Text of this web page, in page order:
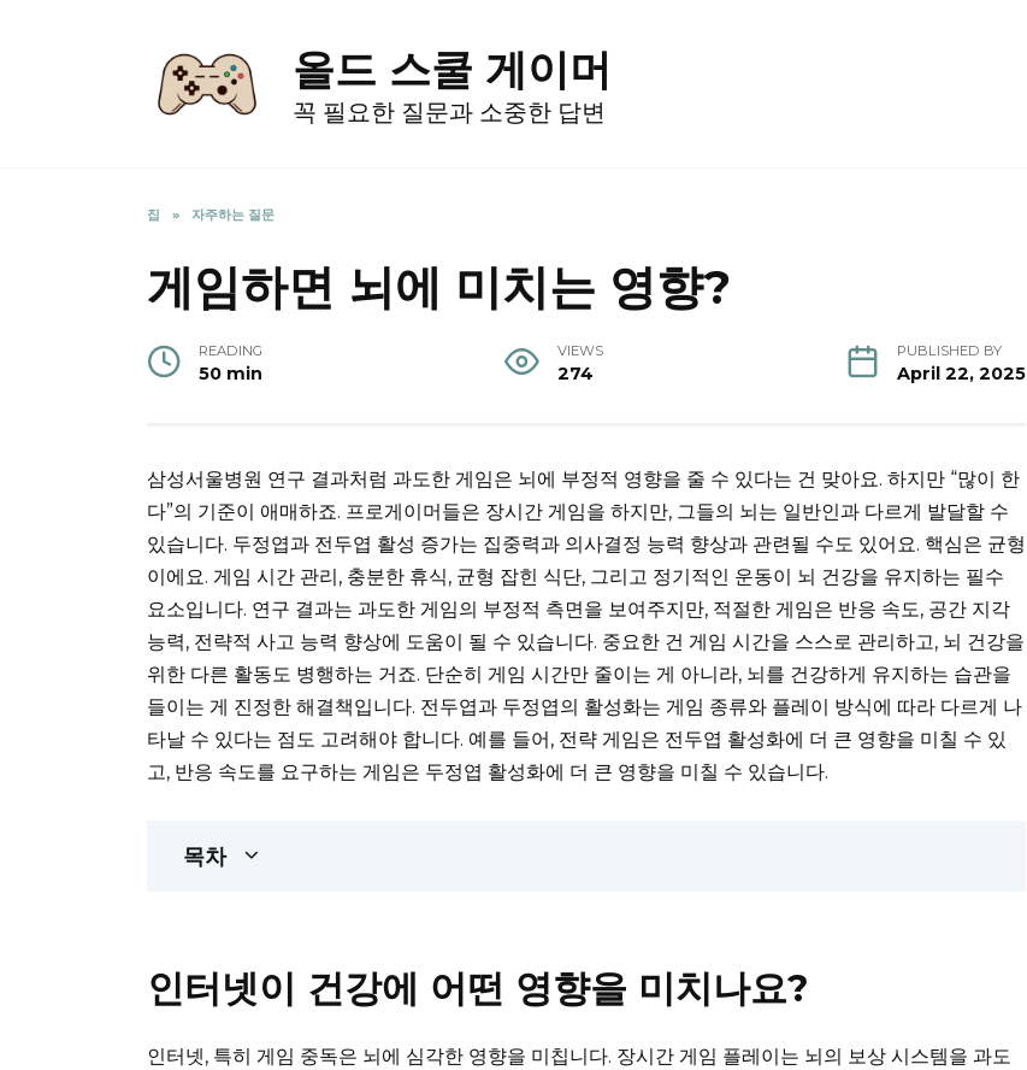
올드 스쿨 게이머
꼭 필요한 질문과 소중한 답변
집 » 자주하는 질문
게임하면 뇌에 미치는 영향?
READING
50 min
VIEWS
274
PUBLISHED BY
April 22, 2025
삼성서울병원 연구 결과처럼 과도한 게임은 뇌에 부정적 영향을 줄 수 있다는 건 맞아요. 하지만 “많이 한
다”의 기준이 애매하죠. 프로게이머들은 장시간 게임을 하지만, 그들의 뇌는 일반인과 다르게 발달할 수
있습니다. 두정엽과 전두엽 활성 증가는 집중력과 의사결정 능력 향상과 관련될 수도 있어요. 핵심은 균형
이에요. 게임 시간 관리, 충분한 휴식, 균형 잡힌 식단, 그리고 정기적인 운동이 뇌 건강을 유지하는 필수
요소입니다. 연구 결과는 과도한 게임의 부정적 측면을 보여주지만, 적절한 게임은 반응 속도, 공간 지각
능력, 전략적 사고 능력 향상에 도움이 될 수 있습니다. 중요한 건 게임 시간을 스스로 관리하고, 뇌 건강을
위한 다른 활동도 병행하는 거죠. 단순히 게임 시간만 줄이는 게 아니라, 뇌를 건강하게 유지하는 습관을
들이는 게 진정한 해결책입니다. 전두엽과 두정엽의 활성화는 게임 종류와 플레이 방식에 따라 다르게 나
타날 수 있다는 점도 고려해야 합니다. 예를 들어, 전략 게임은 전두엽 활성화에 더 큰 영향을 미칠 수 있
고, 반응 속도를 요구하는 게임은 두정엽 활성화에 더 큰 영향을 미칠 수 있습니다.
목차
인터넷이 건강에 어떤 영향을 미치나요?
인터넷, 특히 게임 중독은 뇌에 심각한 영향을 미칩니다. 장시간 게임 플레이는 뇌의 보상 시스템을 과도